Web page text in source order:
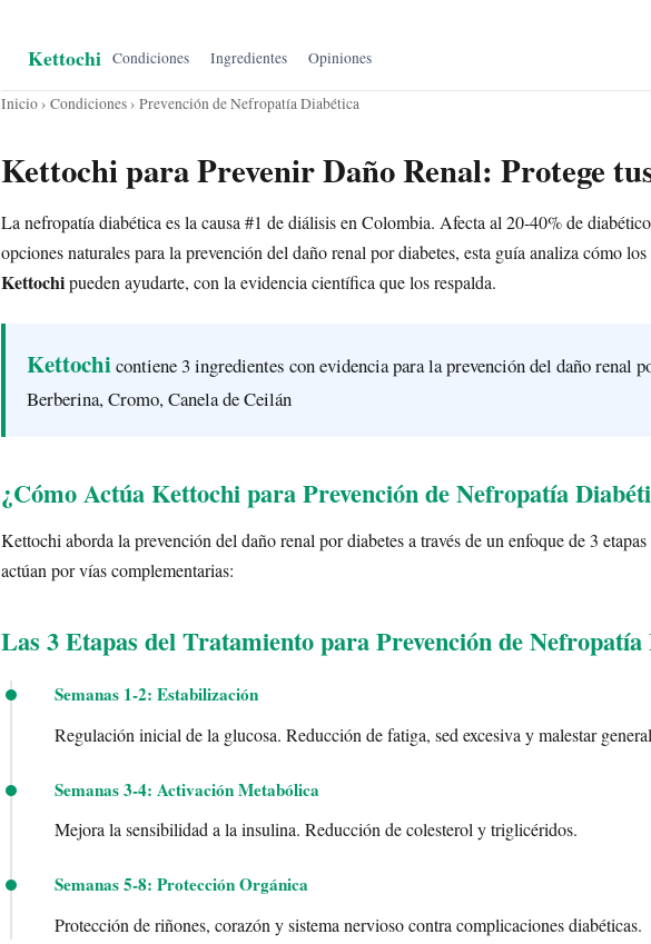
Kettochi Condiciones Ingredientes Opiniones
Inicio› Condiciones› Prevención de Nefropatía Diabética
Kettochi para Prevenir Daño Renal: Protege
La nefropatía diabética es la causa #1 de diálisis en Colombia. Afecta al 20-40% de
opciones naturales para la prevención del daño renal por diabetes, esta guía analiza cómo
Kettochipueden ayudarte, con la evidencia científica que los respalda.
Kettochicontiene 3 ingredientes con evidencia para la prevención del daño renal
Berberina, Cromo, Canela de Ceilán
¿Cómo Actúa Kettochi para Prevención de Nefropatía
Kettochi aborda la prevención del daño renal por diabetes a través de un enfoque de 3
actúan por vías complementarias:
Las 3 Etapas del Tratamiento para Prevención de Nefropatía
Semanas 1-2: Estabilización
Regulación inicial de la glucosa. Reducción de fatiga, sed excesiva y malestar
Semanas 3-4: Activación Metabólica
Mejora la sensibilidad a la insulina. Reducción de colesterol y triglicéridos.
Semanas 5-8: Protección Orgánica
Protección de riñones, corazón y sistema nervioso contra complicaciones diabéticas.